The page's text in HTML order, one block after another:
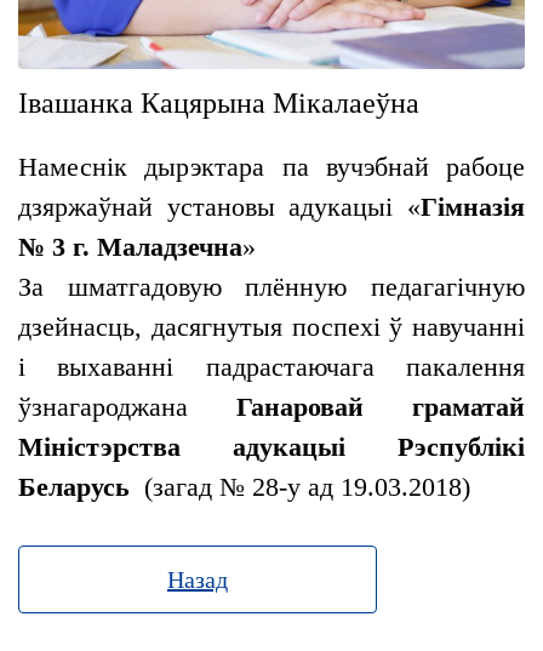
Івашанка Кацярына Мікалаеўна
Намеснік дырэктара па вучэбнай рабоце
дзяржаўнай установы адукацыі «Гімназія
№ 3 г. Маладзечна»
За шматгадовую плённую педагагічную
дзейнасць, дасягнутыя поспехі ў навучанні
і выхаванні падрастаючага пакалення
ўзнагароджана Ганаровай граматай
Міністэрства адукацыі Рэспублікі
Беларусь (загад № 28-у ад 19.03.2018)
Назад